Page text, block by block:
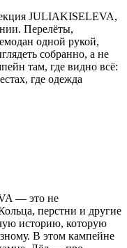
JULIAKISELEVA,
Перелёты,
одной рукой,
собранно, а не
там, где видно всё:
где одежда
— это не
перстни и другие
историю, которую
В этом кампейне